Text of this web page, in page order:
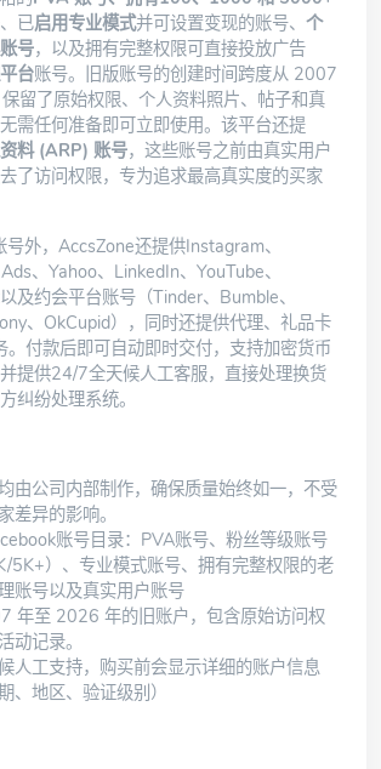
已启用专业模式并可设置变现的账号、 个
号，以及拥有完整权限可直接投放广告
台账号。旧版账号的创建时间跨度从 2007
留了原始权限、个人资料照片、帖子和真
需任何准备即可立即使用。该平台还提
料 (ARP) 账号，这些账号之前由真实用户
了访问权限，专为追求最高真实度的买家
外，AccsZone还提供Instagram、
、Yahoo、LinkedIn、YouTube、
及约会平台账号（Tinder、Bumble、
、OkCupid），同时还提供代理、礼品卡
付款后即可自动即时交付，支持加密货币
提供24/7全天候人工客服，直接处理换货
纠纷处理系统。
由公司内部制作，确保质量始终如一，不受
差异的影响。
账号目录：PVA账号、粉丝等级账号
5K+）、专业模式账号、拥有完整权限的老
账号以及真实用户账号
年至 2026 年的旧账户，包含原始访问权
动记录。
人工支持，购买前会显示详细的账户信息
、地区、验证级别）